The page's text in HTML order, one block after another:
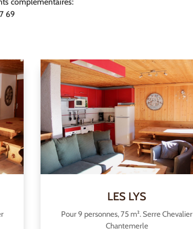
69
LES LYS
Pour 9 personnes, 75 m². Serre Chevalier
Chantemerle